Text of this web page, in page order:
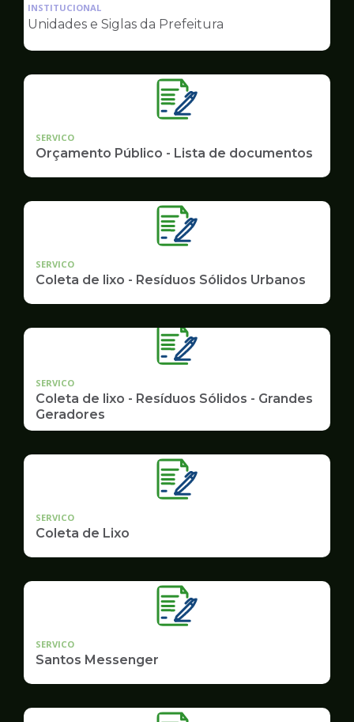
pagina
Governo
INSTITUCIONAL
Unidades e Siglas da Prefeitura
SERVICO
Orçamento Público - Lista de documentos
SERVICO
Coleta de lixo - Resíduos Sólidos Urbanos
SERVICO
Coleta de lixo - Resíduos Sólidos - Grandes
Geradores
SERVICO
Coleta de Lixo
SERVICO
Santos Messenger